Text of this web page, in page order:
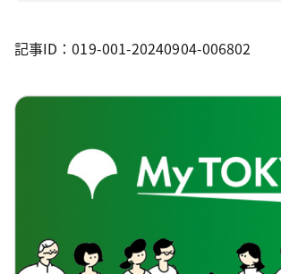
記事ID：019-001-20240904-006802